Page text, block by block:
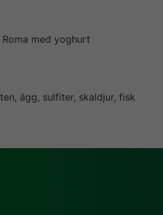
med yoghurt
ägg, sulfiter, skaldjur, fisk